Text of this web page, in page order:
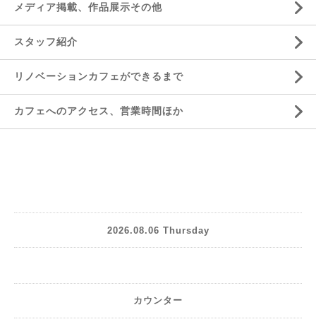
メディア掲載、作品展示その他
スタッフ紹介
リノベーションカフェができるまで
カフェへのアクセス、営業時間ほか
2026.08.06 Thursday
カウンター